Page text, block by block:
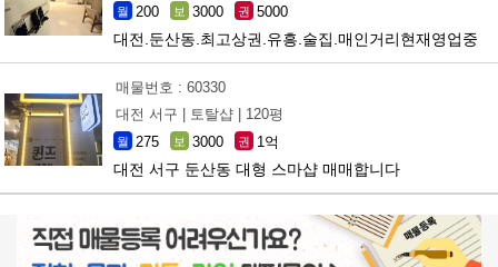
월 200 보 3000 권 5000
대전.둔산동.최고상권.유흥.술집.매인거리현재영업중
매물번호 : 60330
대전 서구 |
토탈샵 | 120평
월 275 보 3000 권 1억
대전 서구 둔산동 대형 스마샵 매매합니다